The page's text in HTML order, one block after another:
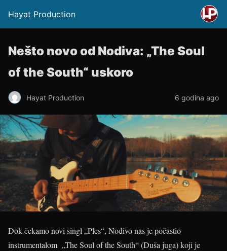
Hayat Production
Nešto novo od Nodiva: „The Soul
of the South“ uskoro
Hayat Production 6 godina ago
Dok čekamo novi singl „Ples“, Nodivo nas je počastio
instrumentalom „The Soul of the South“ (Duša juga) koji je